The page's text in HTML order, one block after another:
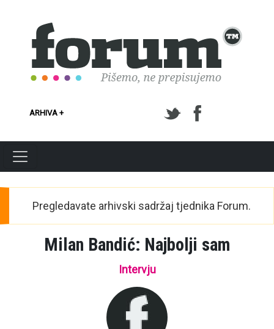
ARHIVA +
Pregledavate arhivski sadržaj tjednika Forum.
Milan Bandić: Najbolji sam
Intervju